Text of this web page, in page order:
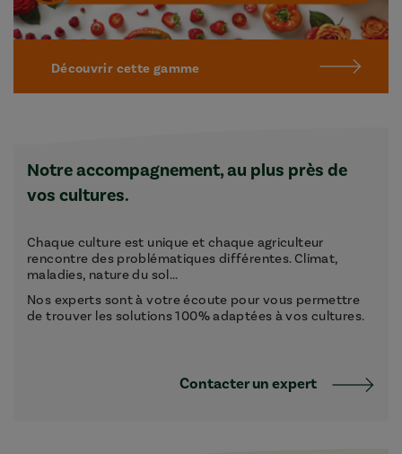
Découvrir cette gamme
Notre accompagnement, au plus près de
vos cultures.
Chaque culture est unique et chaque agriculteur
rencontre des problématiques différentes. Climat,
maladies, nature du sol...
Nos experts sont à votre écoute pour vous permettre
de trouver les solutions 100% adaptées à vos cultures.
Contacter un expert